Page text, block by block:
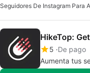
Seguidores De Instagram Para
HikeTop:
5 De pago
Aumenta tus